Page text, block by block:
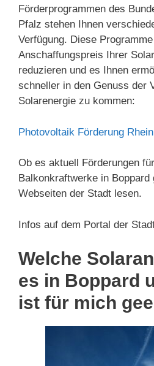
Förderprogrammen des
Pfalz stehen Ihnen
Verfügung. Diese
Anschaffungspreis Ihrer
reduzieren und es Ihnen
schneller in den Genuss der
Solarenergie zu kommen:
Photovoltaik Förderung
Ob es aktuell Förderungen
Balkonkraftwerke in Boppard
Webseiten der Stadt lesen.
Infos auf dem Portal der
Welche
es in Boppard
ist für mich